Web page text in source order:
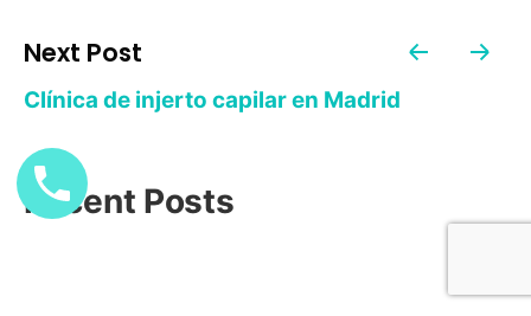
Next Post
Clínica de injerto capilar en Madrid
Recent Posts